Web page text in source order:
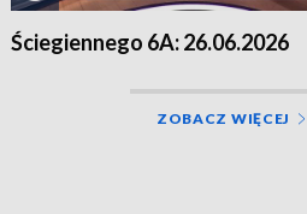
Ściegiennego 6A: 26.06.2026
ZOBACZ WIĘCEJ